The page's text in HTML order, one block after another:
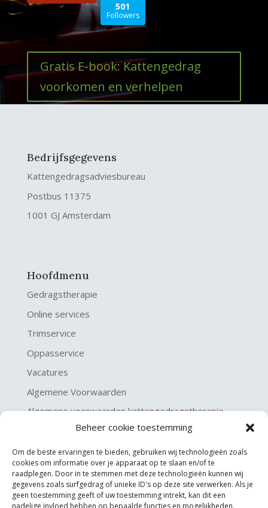
Beheer cookie toestemming
Om de beste ervaringen te bieden, gebruiken wij technologieën zoals
cookies om informatie over je apparaat op te slaan en/of te
raadplegen. Door in te stemmen met deze technologieën kunnen wij
gegevens zoals surfgedrag of unieke ID's op deze site verwerken. Als je
geen toestemming geeft of uw toestemming intrekt, kan dit een
nadelige invloed hebben op bepaalde functies en mogelijkheden.
501
Followers
Gratis E-book: Kattengedrag
voorkomen en verhelpen
Bedrijfsgegevens
Kattengedragsadviesbureau
Postbus 11375
1001 GJ Amsterdam
Hoofdmenu
Gedragstherapie
Online services
Trimservice
Oppasservice
Vacatures
Algemene Voorwaarden
Algemene voorwaarden kattengedragstherapie
Privacy verklaring
Disclaimer & Copyright